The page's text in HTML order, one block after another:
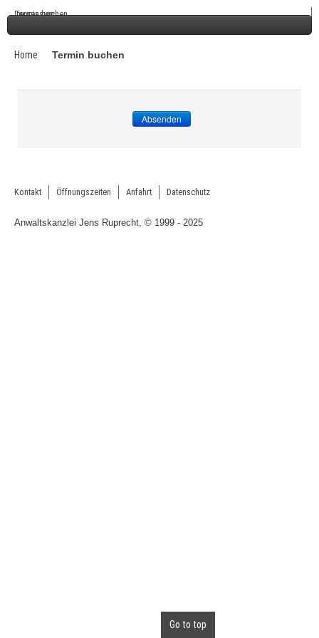
Home Termin buchen
Absenden
Kontakt Öffnungszeiten
Termin buchen
Anfahrt
Impressum
Datenschutz
Anwaltskanzlei Jens Ruprecht, © 1999 - 2025
Go to top